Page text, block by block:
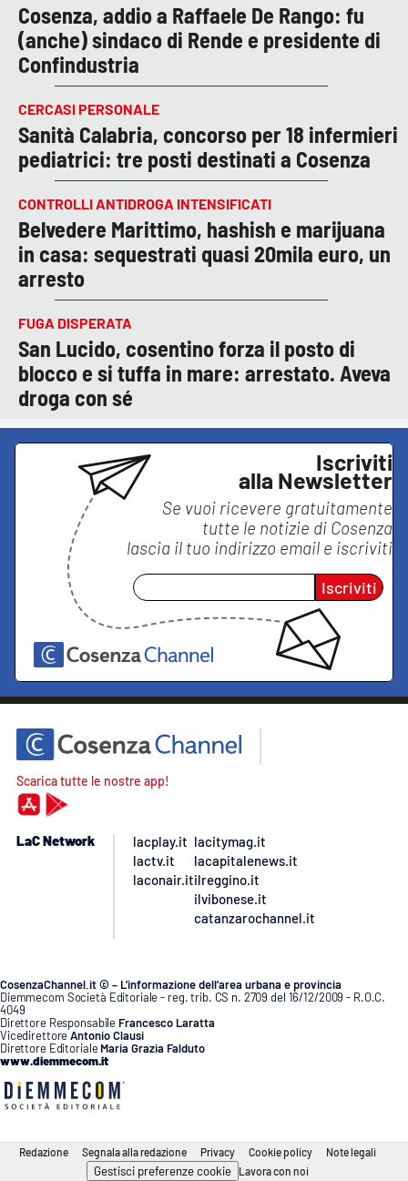
Cosenza, addio a Raffaele De Rango: fu
(anche) sindaco di Rende e presidente di
Confindustria
CERCASI PERSONALE
Sanità Calabria, concorso per 18 infermieri
pediatrici: tre posti destinati a Cosenza
CONTROLLI ANTIDROGA INTENSIFICATI
Belvedere Marittimo, hashish e marijuana
in casa: sequestrati quasi 20mila euro, un
arresto
FUGA DISPERATA
San Lucido, cosentino forza il posto di
blocco e si tuffa in mare: arrestato. Aveva
droga con sé
Iscriviti
alla Newsletter
Se vuoi ricevere gratuitamente
tutte le notizie di Cosenza
lascia il tuo indirizzo email e iscriviti
Iscriviti
Scarica tutte le nostre app!
LaC Network
lacplay.it
lactv.it
laconair.it
lacitymag.it
lacapitalenews.it
ilreggino.it
ilvibonese.it
catanzarochannel.it
CosenzaChannel.it © – L’informazione dell’area urbana e provincia
Diemmecom Società Editoriale - reg. trib. CS n. 2709 del 16/12/2009 - R.O.C.
4049
Direttore Responsabile Francesco Laratta
VicedirettoreAntonio Clausi
Direttore Editoriale Maria Grazia Falduto
www.diemmecom.it
Redazione Segnala alla redazione Privacy Cookie policy Note legali
Gestisci preferenze cookie Lavora con noi